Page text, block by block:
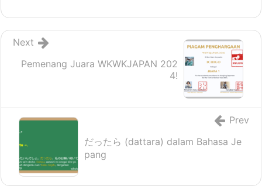
Pemenang Juara WKWKJAPAN 202
4!
Next
だったら (dattara) dalam Bahasa Je
pang
Prev